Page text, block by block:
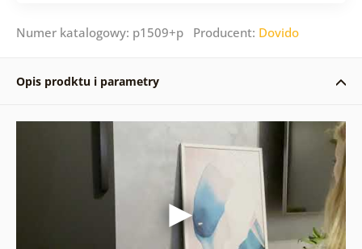
Numer katalogowy: p1509+p Producent: Dovido
Opis prodktu i parametry